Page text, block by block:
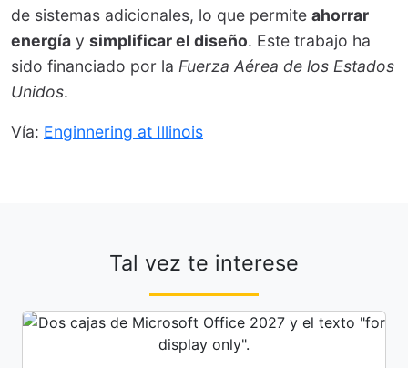
de sistemas adicionales, lo que permite ahorrar
energía y simplificar el diseño. Este trabajo ha
sido financiado por la Fuerza Aérea de los Estados
Unidos.
Vía: Enginnering at Illinois
Tal vez te interese